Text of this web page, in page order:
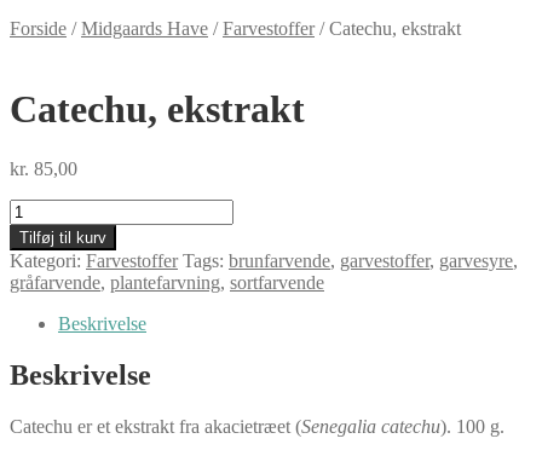
Forside /Midgaards Have /Farvestoffer/Catechu, ekstrakt
Catechu, ekstrakt
kr. 85,00
Catechu,
ekstrakt
antal
Tilføj til kurv
Kategori: Farvestoffer Tags: brunfarvende, garvestoffer, garvesyre,
gråfarvende, plantefarvning, sortfarvende
Beskrivelse
Beskrivelse
Catechu er et ekstrakt fra akacietræet (Senegalia catechu). 100 g.